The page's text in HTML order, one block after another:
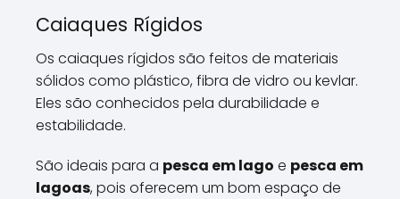
Caiaques Rígidos
Os caiaques rígidos são feitos de materiais
sólidos como plástico, fibra de vidro ou kevlar.
Eles são conhecidos pela durabilidade e
estabilidade.
São ideais para a pesca em lago e pesca em
lagoas, pois oferecem um bom espaço de